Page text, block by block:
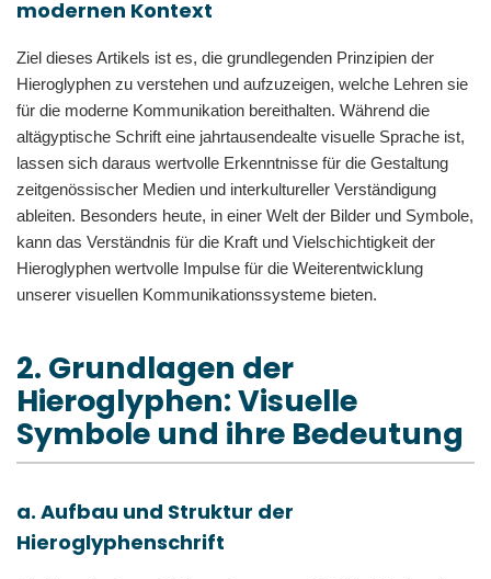
modernen Kontext
Ziel dieses Artikels ist es, die grundlegenden Prinzipien der
Hieroglyphen zu verstehen und aufzuzeigen, welche Lehren sie
für die moderne Kommunikation bereithalten. Während die
altägyptische Schrift eine jahrtausendealte visuelle Sprache ist,
lassen sich daraus wertvolle Erkenntnisse für die Gestaltung
zeitgenössischer Medien und interkultureller Verständigung
ableiten. Besonders heute, in einer Welt der Bilder und Symbole,
kann das Verständnis für die Kraft und Vielschichtigkeit der
Hieroglyphen wertvolle Impulse für die Weiterentwicklung
unserer visuellen Kommunikationssysteme bieten.
2. Grundlagen der
Hieroglyphen: Visuelle
Symbole und ihre Bedeutung
a. Aufbau und Struktur der
Hieroglyphenschrift